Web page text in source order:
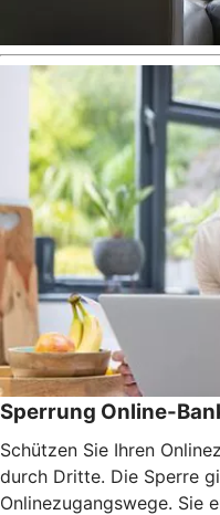
Sperrung Online-
Schützen Sie Ihren
durch Dritte. Die Sperre
Onlinezugangswege. Sie